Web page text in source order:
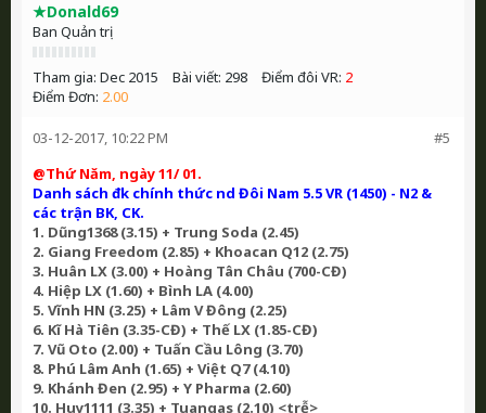
★Donald69
Ban Quản trị
Tham gia: Dec 2015 Bài viết: 298 Điểm đôi VR: 2
Điểm Đơn: 2.00
#5
03-12-2017, 10:22 PM
@Thứ Năm, ngày 11/ 01.
Danh sách đk chính thức nd Đôi Nam 5.5 VR (1450) - N2 &
các trận BK, CK.
1. Dũng1368 (3.15) + Trung Soda (2.45)
2. Giang Freedom (2.85) + Khoacan Q12 (2.75)
3. Huân LX (3.00) + Hoàng Tân Châu (700-CĐ)
4. Hiệp LX (1.60) + Bình LA (4.00)
5. Vĩnh HN (3.25) + Lâm V Đông (2.25)
6. Kĩ Hà Tiên (3.35-CĐ) + Thế LX (1.85-CĐ)
7. Vũ Oto (2.00) + Tuấn Cầu Lông (3.70)
8. Phú Lâm Anh (1.65) + Việt Q7 (4.10)
9. Khánh Đen (2.95) + Y Pharma (2.60)
10. Huy1111 (3.35) + Tuangas (2.10) <trễ>